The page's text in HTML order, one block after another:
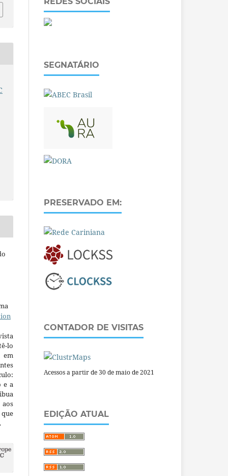
lo
em
e a
SEGNATÁRIO
PRESERVADO EM:
CONTADOR DE VISITAS
Acessos a partir de 30 de maio de 2021
EDIÇÃO ATUAL